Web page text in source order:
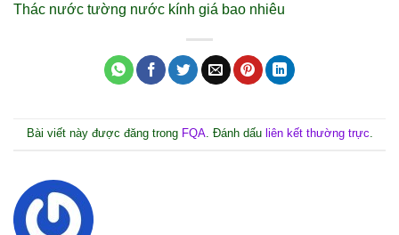
Thác nước tường nước kính giá bao nhiêu
Bài viết này được đăng trong FQA. Đánh dấu liên kết thường trực.